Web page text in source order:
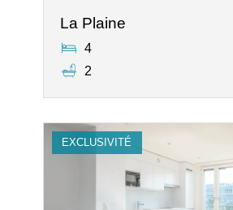
La Plaine
4
2
EXCLUSIVITÉ